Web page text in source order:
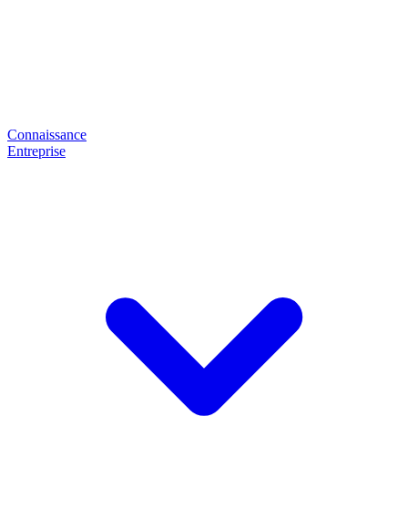
Connaissance
Entreprise